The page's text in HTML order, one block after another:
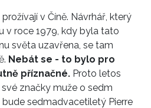
v Číně. Návrhář, který
v roce 1979, kdy byla tato
světa uzavřena, se tam
Nebát se - to bylo pro
příznačné. Proto letos
značky muže o sedm
sedmadvacetiletý Pierre